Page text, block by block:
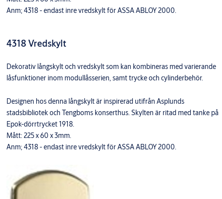
Anm; 4318 - endast inre vredskylt för ASSA ABLOY 2000.
4318 Vredskylt
Dekorativ långskylt och vredskylt som kan kombineras med varierande
låsfunktioner inom modullåsserien, samt trycke och cylinderbehör.
Designen hos denna långskylt är inspirerad utifrån Asplunds
stadsbibliotek och Tengboms konserthus. Skylten är ritad med tanke på
Epok-dörrtrycket 1918.
Mått: 225 x 60 x 3mm.
Anm; 4318 - endast inre vredskylt för ASSA ABLOY 2000.